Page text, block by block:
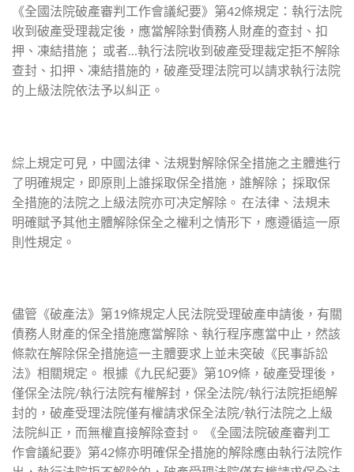
《全國法院破產審判工作會議紀要》第42條規定：執行法院
收到破產受理裁定後，應當解除對債務人財產的查封、扣
押、凍結措施； 或者…執行法院收到破產受理裁定拒不解除
查封、扣押、凍結措施的，破產受理法院可以請求執行法院
的上級法院依法予以糾正。
綜上規定可見，中國法律、法規對解除保全措施之主體進行
了明確規定，即原則上誰採取保全措施，誰解除； 採取保
全措施的法院之上級法院亦可决定解除。 在法律、法規未
明確賦予其他主體解除保全之權利之情形下，應遵循這一原
則性規定。
儘管《破產法》第19條規定人民法院受理破產申請後，有關
債務人財產的保全措施應當解除、執行程序應當中止，然該
條款在解除保全措施這一主體要求上並未突破《民事訴訟
法》相關規定。 根據《九民紀要》第109條，破產受理後，
僅保全法院/執行法院有權解封，保全法院/執行法院拒絕解
封的，破產受理法院僅有權請求保全法院/執行法院之上級
法院糾正，而無權直接解除查封。 《全國法院破產審判工
作會議紀要》第42條亦明確保全措施的解除應由執行法院作